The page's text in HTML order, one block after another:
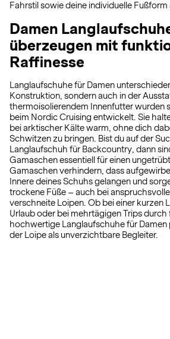
Fahrstil sowie deine individuelle Fußform
Damen
überzeugen mit
Raffinesse
Langlaufschuhe für Damen
Konstruktion, sondern auch in der
thermoisolierendem Innenfutter wurden
beim Nordic Cruising entwickelt. Sie
bei arktischer Kälte warm, ohne dich
Schwitzen zu bringen. Bist du auf der
Langlaufschuh für Backcountry, dann
Gamaschen essentiell für einen
Gamaschen verhindern, dass
Innere deines Schuhs gelangen und
trockene Füße – auch bei
verschneite Loipen. Ob bei einer kurzen
Urlaub oder bei mehrtägigen Trips
hochwertige Langlaufschuhe für Damen
der Loipe als unverzichtbare Begleiter.